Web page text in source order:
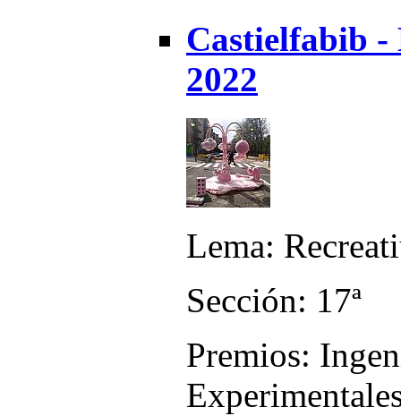
Castielfabib
2022
Lema:
Sección: 17ª
Premios: